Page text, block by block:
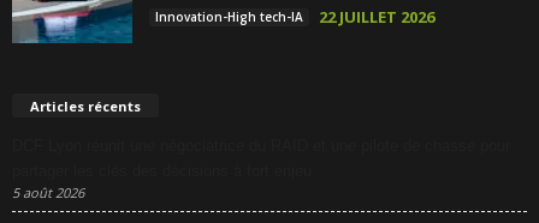
Innovation-High tech-IA 22 JUILLET 2026
Articles récents
5 août 2026